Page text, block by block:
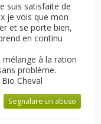
suis satisfaite de
je vois que mon
et se porte bien,
en continu
à la ration
problème.
Cheval
Segnalare un abuso